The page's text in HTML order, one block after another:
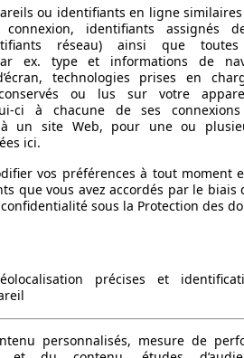
110 kW (150 PS)
9.8s
214 km/h
240 nm
1985 ccm
Essence
4
Boîte manuelle
Traction avant
1475 mm
2703 mm
1570 kg
ou identifiants en ligne
identifiants assignés
réseau) ainsi que
ex. type et informations de
technologies prises en
ou lus sur votre
ci à chacune de ses
un site Web, pour une ou
ici.
vos préférences à tout moment
que vous avez accordés par le biais
sous la Protection des
précises et
personnalisés, mesure de